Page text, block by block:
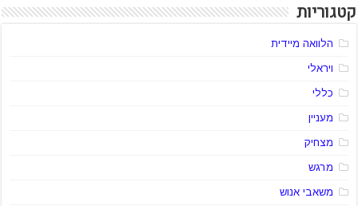
קטגוריות
הלוואה מיידית
ויראלי
כללי
מעניין
מצחיק
מרגש
משאבי אנוש